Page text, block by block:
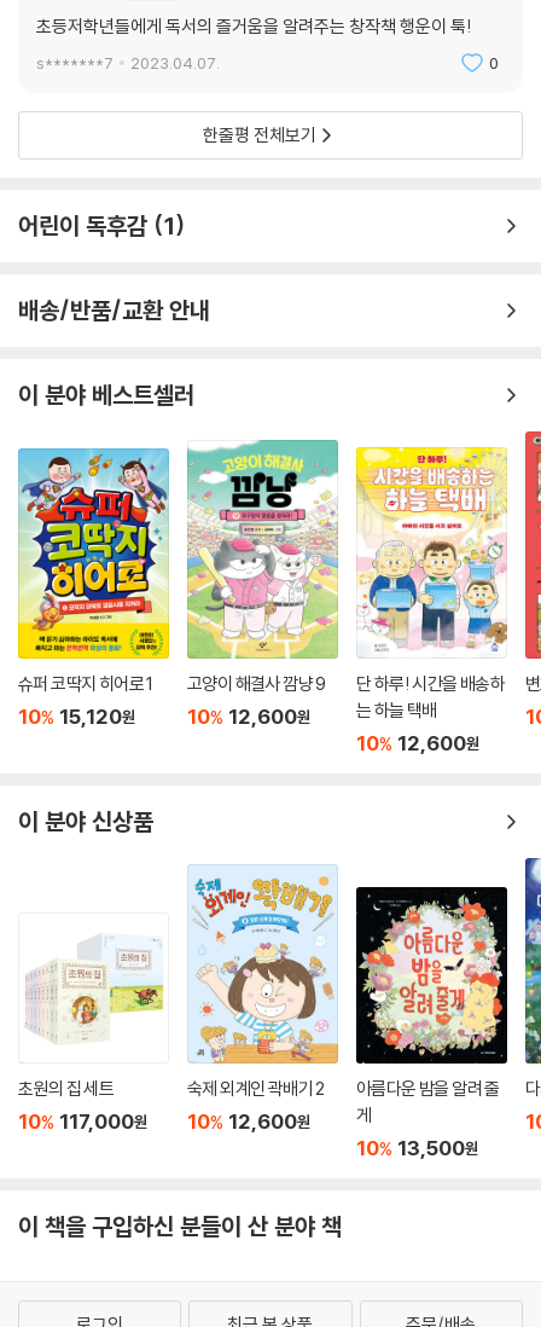
초등저학년들에게 독서의 즐거움을 알려주는 창작책 행운이 툭!
s*******7 2023.04.07. 0
한줄평 전체보기
어린이 독후감 1
배송/반품/교환 안내
이 분야 베스트셀러
슈퍼 코딱지 히어로 1
10% 15,120원
고양이 해결사 깜냥 9
10% 12,600원
단 하루! 시간을 배송하
는 하늘 택배
10% 12,600원
이 분야 신상품
초원의 집 세트
10% 117,000원
숙제 외계인 곽배기 2
10% 12,600원
아름다운 밤을 알려 줄
게
10% 13,500원
이 책을 구입하신 분들이 산 분야 책